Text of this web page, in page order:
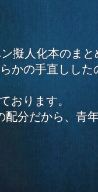
擬人化本のまと
かの手直しした
おります。
配分だから、青